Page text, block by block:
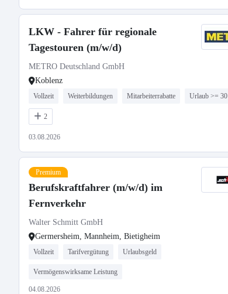
LKW - Fahrer für regionale
Tagestouren (m/w/d)
METRO Deutschland GmbH
Koblenz
Vollzeit Weiterbildungen Mitarbeiterrabatte Urlaub >= 30
2
03.08.2026
Premium
Berufskraftfahrer (m/w/d) im
Fernverkehr
Walter Schmitt GmbH
Germersheim, Mannheim, Bietigheim
Vollzeit Tarifvergütung Urlaubsgeld
Vermögenswirksame Leistung
04.08.2026